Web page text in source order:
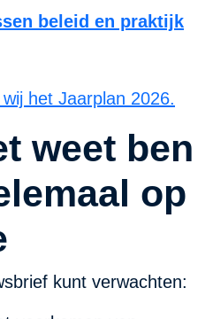
beleid en praktijk
het Jaarplan 2026.
weet ben
op
kunt verwachten: